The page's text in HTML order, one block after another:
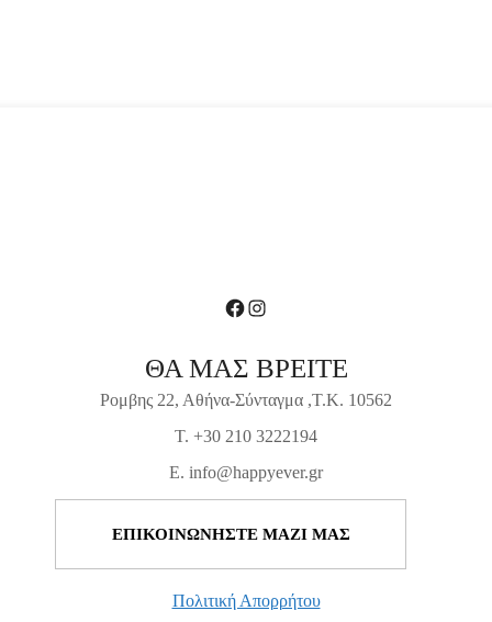
ΘΑ ΜΑΣ ΒΡΕΙΤΕ
Ρομβης 22, Αθήνα-Σύνταγμα ,Τ.Κ. 10562
T. +30 210 3222194
E. info@happyever.gr
ΕΠΙΚΟΙΝΩΝΗΣΤΕ ΜΑΖΙ ΜΑΣ
Πολιτική Απορρήτου
Facebook
Instagram